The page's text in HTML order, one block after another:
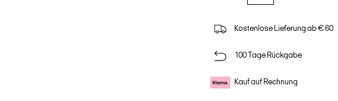
Kostenlose Lieferung ab € 60
100 Tage Rückgabe
Kauf auf Rechnung